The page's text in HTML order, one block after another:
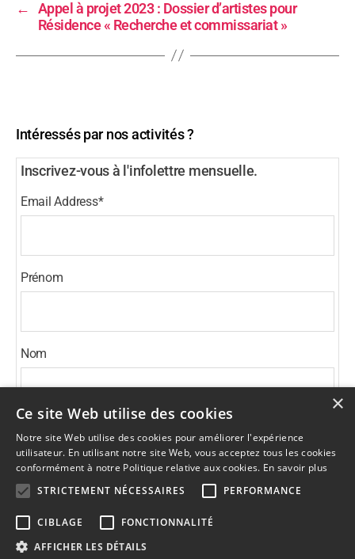
←
Appel à projet 2023 : Dossier d’artistes pour
Résidence « Recherche et commissariat »
Intéressés par nos activités ?
Inscrivez-vous à l'infolettre mensuelle.
Email Address*
Prénom
Nom
* = required field
×
Ce site Web utilise des cookies
Notre site Web utilise des cookies pour améliorer l'expérience
utilisateur. En utilisant notre site Web, vous acceptez tous les cookies
conformément à notre Politique relative aux cookies. En savoir plus
STRICTEMENT NÉCESSAIRES
PERFORMANCE
CIBLAGE
FONCTIONNALITÉ
AFFICHER LES DÉTAILS